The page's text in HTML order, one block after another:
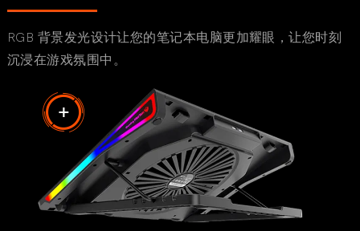
RGB 背景发光设计让您的笔记本电脑更加耀眼，让您时刻
沉浸在游戏氛围中。